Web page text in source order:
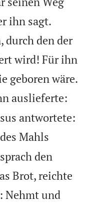
ihn sagt.
durch den der
wird! Für ihn
geboren wäre.
auslieferte:
antwortete:
Mahls
den
Brot, reichte
Nehmt und